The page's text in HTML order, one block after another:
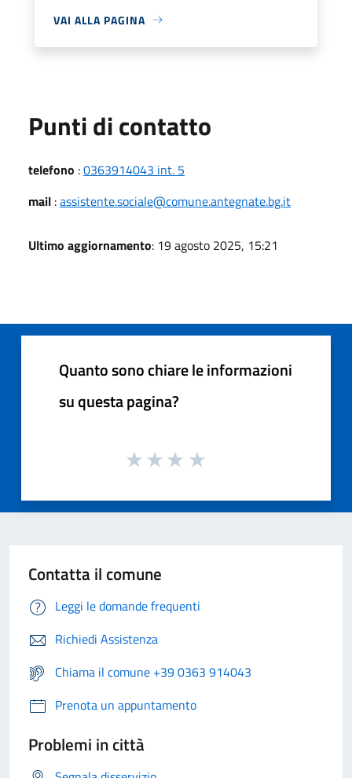
VAI ALLA PAGINA
Punti di contatto
telefono :0363914043 int. 5
mail :assistente.sociale@comune.antegnate.bg.it
Ultimo aggiornamento: 19 agosto 2025, 15:21
Quanto sono chiare le informazioni
su questa pagina?
Contatta il comune
Leggi le domande frequenti
Richiedi Assistenza
Chiama il comune +39 0363 914043
Prenota un appuntamento
Problemi in città